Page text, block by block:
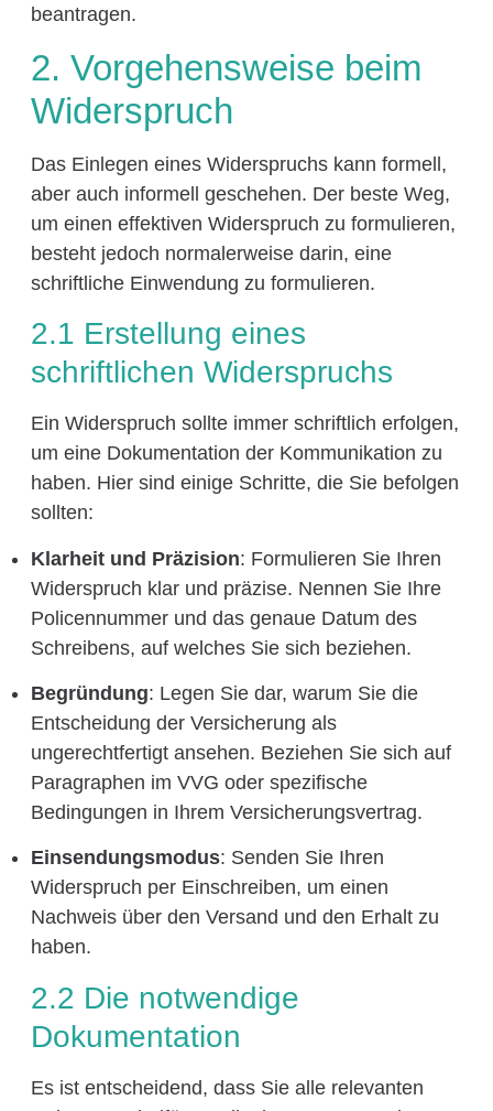
beantragen.
2. Vorgehensweise beim
Widerspruch
Das Einlegen eines Widerspruchs kann formell,
aber auch informell geschehen. Der beste Weg,
um einen effektiven Widerspruch zu formulieren,
besteht jedoch normalerweise darin, eine
schriftliche Einwendung zu formulieren.
2.1 Erstellung eines
schriftlichen Widerspruchs
Ein Widerspruch sollte immer schriftlich erfolgen,
um eine Dokumentation der Kommunikation zu
haben. Hier sind einige Schritte, die Sie befolgen
sollten:
Klarheit und Präzision: Formulieren Sie Ihren
Widerspruch klar und präzise. Nennen Sie Ihre
Policennummer und das genaue Datum des
Schreibens, auf welches Sie sich beziehen.
Begründung: Legen Sie dar, warum Sie die
Entscheidung der Versicherung als
ungerechtfertigt ansehen. Beziehen Sie sich auf
Paragraphen im VVG oder spezifische
Bedingungen in Ihrem Versicherungsvertrag.
Einsendungsmodus: Senden Sie Ihren
Widerspruch per Einschreiben, um einen
Nachweis über den Versand und den Erhalt zu
haben.
2.2 Die notwendige
Dokumentation
Es ist entscheidend, dass Sie alle relevanten